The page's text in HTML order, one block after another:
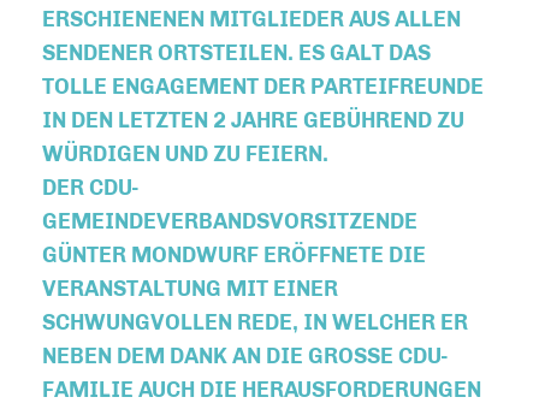
RSCHIENENEN MITGLIEDER AUS ALLEN S
ENDENER ORTSTEILEN. ES GALT DAS T
OLLE ENGAGEMENT DER PARTEIFREUNDE I
N DEN LETZTEN 2 JAHRE GEBÜHREND ZU W
ÜRDIGEN UND ZU FEIERN.
DER CDU-
GEMEINDEVERBANDSVORSITZENDE
GÜNTER MONDWURF ERÖFFNETE DIE
VERANSTALTUNG MIT EINER
SCHWUNGVOLLEN REDE, IN WELCHER ER
NEBEN DEM DANK AN DIE GROSSE CDU-F
AMILIE AUCH DIE HERAUSFORDERUNGEN I